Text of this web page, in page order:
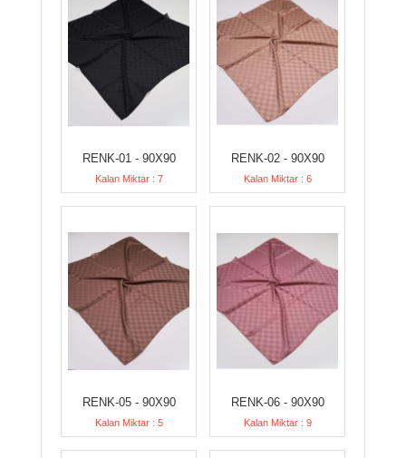
RENK-01 - 90X90
Kalan Miktar : 7
RENK-02 - 90X90
Kalan Miktar : 6
RENK-05 - 90X90
Kalan Miktar : 5
RENK-06 - 90X90
Kalan Miktar : 9